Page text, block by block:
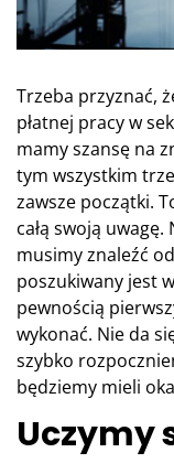
Trzeba przyznać,
płatnej pracy w
mamy szansę na
tym wszystkim
zawsze początki.
całą swoją
musimy znaleźć
poszukiwany jest
pewnością
wykonać. Nie da
szybko
będziemy mieli
Uczymy